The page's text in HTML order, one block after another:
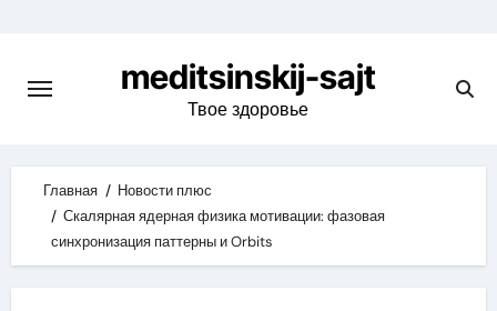
content
meditsinskij-sajt
Твое здоровье
Главная
Новости плюс
Скалярная ядерная физика мотивации: фазовая
синхронизация паттерны и Orbits